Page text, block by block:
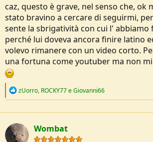
caz, questo è grave, nel senso che, ok
stato bravino a cercare di seguirmi,
sente la sbrigatività con cui l' abbiamo
perché lui doveva ancora finire latino
volevo rimanere con un video corto.
una fortuna come youtuber ma non
R
c
t
i
o
zUorro, ROCKY77eGiovanni66
Wombat